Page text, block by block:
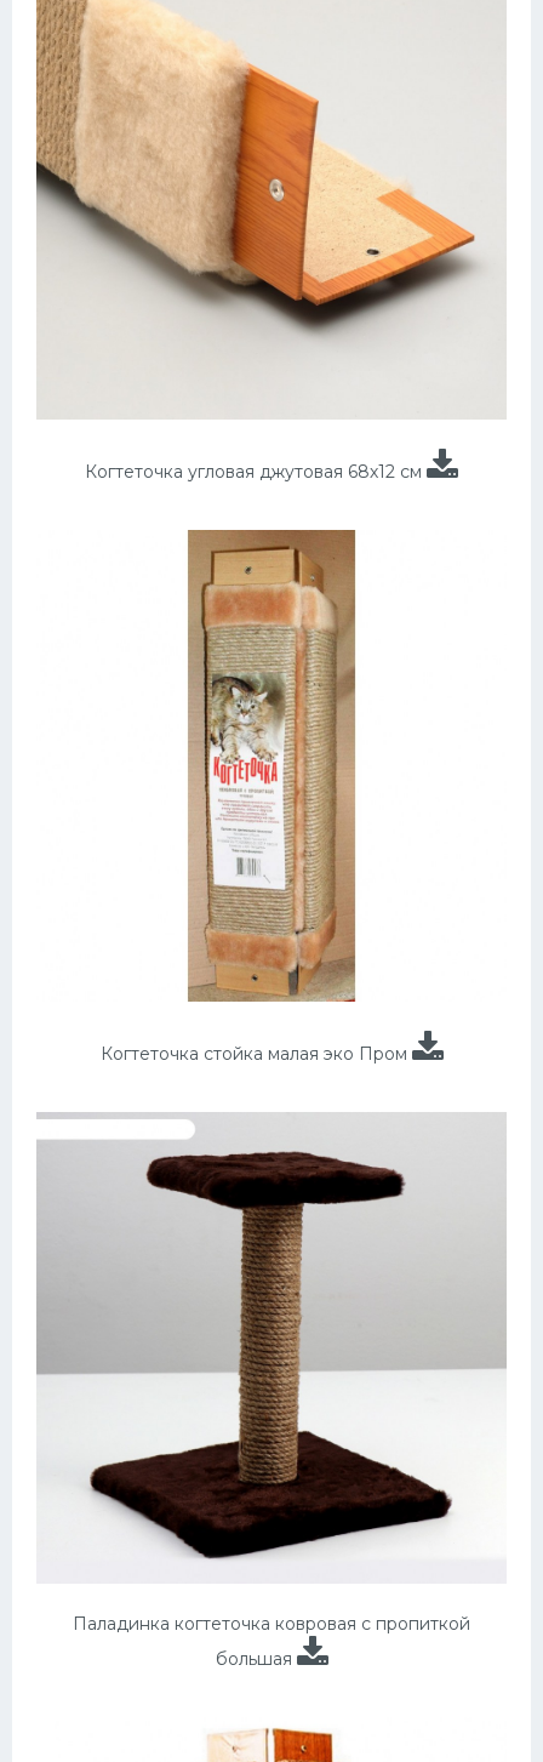
Когтеточка угловая джутовая 68х12 см
Когтеточка стойка малая эко Пром
Паладинка когтеточка ковровая с пропиткой
большая